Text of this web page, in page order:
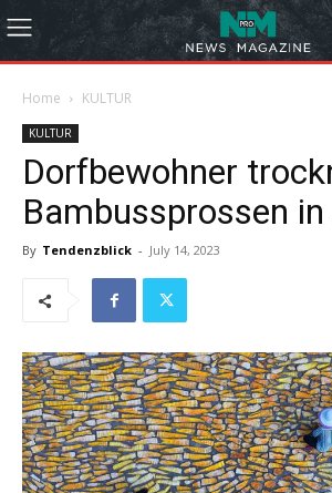
Home KULTUR
KULTUR
Dorfbewohner
Bambussprossen
By Tendenzblick - July 14, 2023